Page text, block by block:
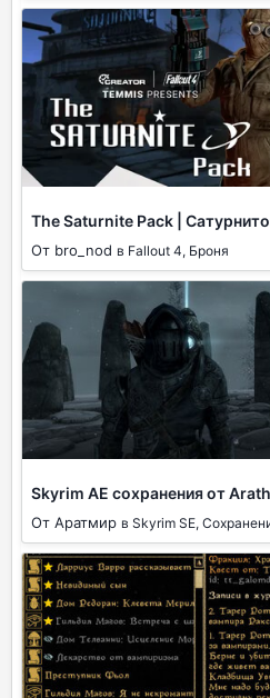
The Saturnite Pack |
От bro_nod в Fallout 4, Броня
Skyrim AE сохранения от
От Аратмир в Skyrim SE,